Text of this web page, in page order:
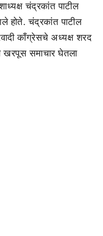
चंद्रकांत पाटील
चंद्रकांत पाटील
काँग्रेसचे अध्यक्ष शरद
समाचार घेतला